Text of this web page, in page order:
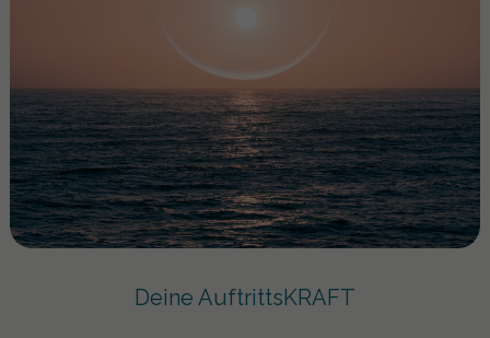
Deine AuftrittsKRAFT